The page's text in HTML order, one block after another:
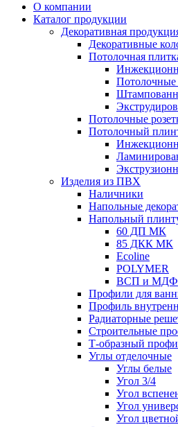
О компании
Каталог продукции
Декоративная
Декоративные
Потолочная
Потолочные
Потолочные
Потолочный
Изделия из ПВХ
Наличники
Напольные
Напольный
60 ДП МК
85 ДКК МК
Ecoline
POLYMER
ВСП и МДФ
Профили для
Профиль
Радиаторные
Строительные
Т-образный
Углы отделочные
Углы белые
Угол 3/4
Угол
Угол
Угол